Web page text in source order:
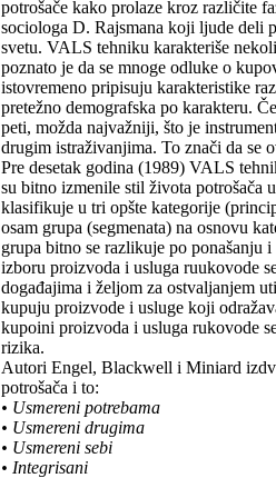
potrošače kako prolaze kroz različite
sociologa D. Rajsmana koji ljude deli
svetu. VALS tehniku karakteriše
poznato je da se mnoge odluke o
istovremeno pripisuju karakteristike
pretežno demografska po karakteru.
peti, možda najvažniji, što je
drugim istraživanjima. To znači da se
Pre desetak godina (1989) VALS
su bitno izmenile stil života potrošača
klasifikuje u tri opšte kategorije
osam grupa (segmenata) na osnovu
grupa bitno se razlikuje po ponašanju
izboru proizvoda i usluga ruukovode
događajima i željom za ostvaljanjem
kupuju proizvode i usluge koji
kupoini proizvoda i usluga rukovode
rizika.
Autori Engel, Blackwell i Miniard
potrošača i to:
• Usmereni potrebama
• Usmereni drugima
• Usmereni sebi
• Integrisani